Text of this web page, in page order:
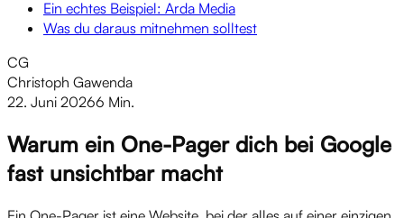
Ein echtes Beispiel: Arda Media
Was du daraus mitnehmen solltest
CG
Christoph Gawenda
22. Juni 20266 Min.
Warum ein One-Pager dich bei Google
fast unsichtbar macht